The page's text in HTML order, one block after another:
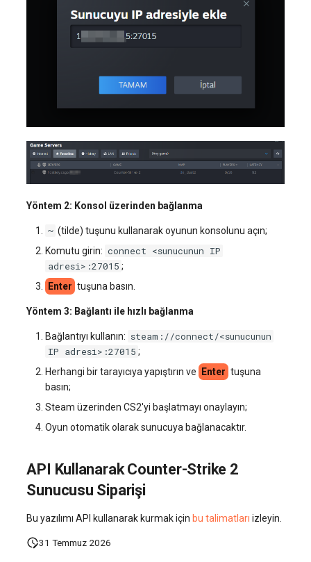
Yöntem 2: Konsol üzerinden bağlanma
~ (tilde) tuşunu kullanarak oyunun konsolunu açın;
Komutu girin: connect <sunucunun IP
adresi>:27015 ;
Enter tuşuna basın.
Yöntem 3: Bağlantı ile hızlı bağlanma
Bağlantıyı kullanın: steam://connect/<sunucunun
IP adresi>:27015 ;
Herhangi bir tarayıcıya yapıştırın ve
Enter tuşuna
basın;
Steam üzerinden CS2'yi başlatmayı onaylayın;
Oyun otomatik olarak sunucuya bağlanacaktır.
API Kullanarak Counter-Strike 2
Sunucusu Siparişi
Bu yazılımı API kullanarak kurmak için bu talimatları izleyin.
31 Temmuz 2026